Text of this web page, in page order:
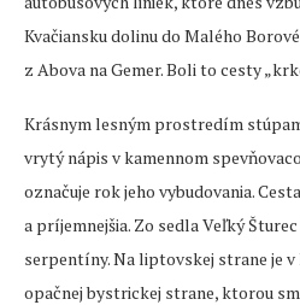
Kvačiansku dolinu do Malého
z Abova na Gemer. Boli to cesty
Krásnym lesným prostredím
vrytý nápis v kamennom
označuje rok jeho vybudovania.
a príjemnejšia. Zo sedla Veľký
serpentíny. Na liptovskej strane je v
opačnej bystrickej strane, ktorou